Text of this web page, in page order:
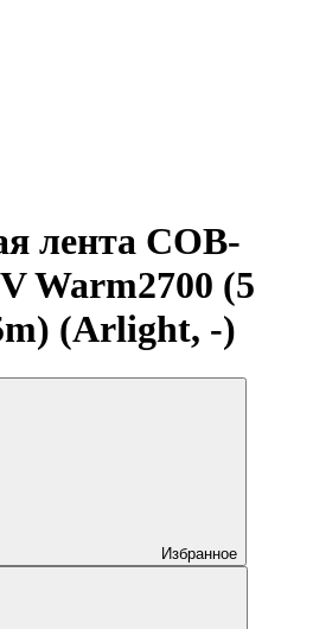
лента COB-
Warm2700 (5
(Arlight, -)
Избранное